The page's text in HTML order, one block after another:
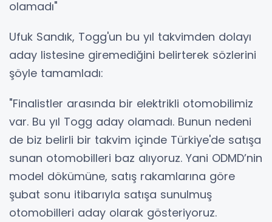
olamadı"
Ufuk Sandık, Togg'un bu yıl takvimden dolayı
aday listesine giremediğini belirterek sözlerini
şöyle tamamladı:
"Finalistler arasında bir elektrikli otomobilimiz
var. Bu yıl Togg aday olamadı. Bunun nedeni
de biz belirli bir takvim içinde Türkiye'de satışa
sunan otomobilleri baz alıyoruz. Yani ODMD’nin
model dökümüne, satış rakamlarına göre
şubat sonu itibarıyla satışa sunulmuş
otomobilleri aday olarak gösteriyoruz.